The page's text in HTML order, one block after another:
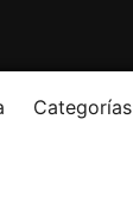
Categorías